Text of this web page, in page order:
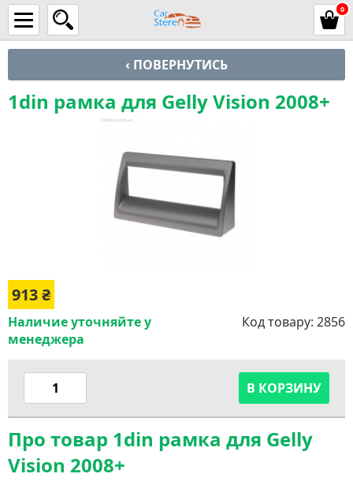
0
‹ ПОВЕРНУТИСЬ
1din рамка для Gelly Vision 2008+
913₴
Наличие уточняйте у
менеджера
Код товару: 2856
В КОРЗИНУ
Про товар 1din рамка для Gelly
Vision 2008+